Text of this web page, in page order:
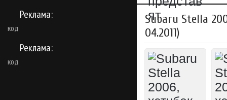
Реклама:
код
Реклама:
код
Subaru Stella
04.2011)